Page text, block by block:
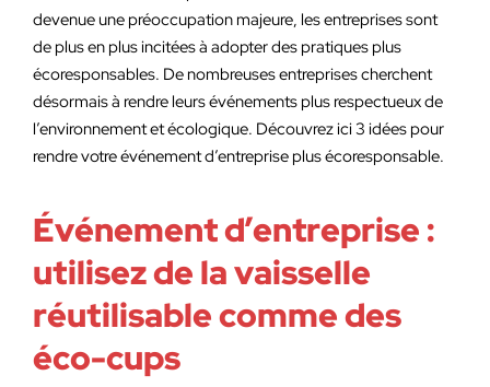
devenue une préoccupation majeure, les entreprises sont
de plus en plus incitées à adopter des pratiques plus
écoresponsables. De nombreuses entreprises cherchent
désormais à rendre leurs événements plus respectueux de
l’environnement et écologique. Découvrez ici 3 idées pour
rendre votre événement d’entreprise plus écoresponsable.
Événement d’entreprise :
utilisez de la vaisselle
réutilisable comme des
éco-cups